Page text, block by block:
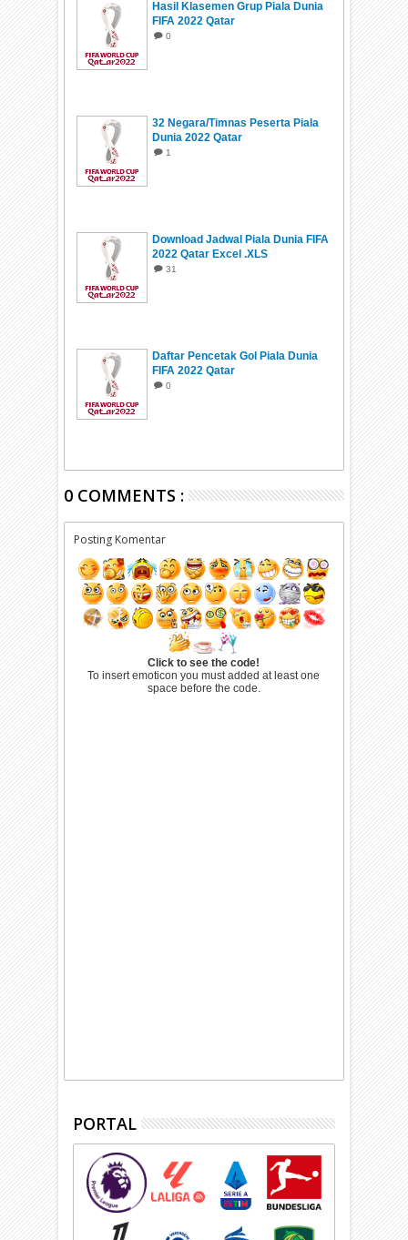
Hasil Klasemen Grup Piala Dunia
FIFA 2022 Qatar
0
32 Negara/Timnas Peserta Piala
Dunia 2022 Qatar
1
Download Jadwal Piala Dunia FIFA
2022 Qatar Excel .XLS
31
Daftar Pencetak Gol Piala Dunia
FIFA 2022 Qatar
0
0 COMMENTS :
Posting Komentar
Click to see the code!
To insert emoticon you must added at least one
space before the code.
PORTAL